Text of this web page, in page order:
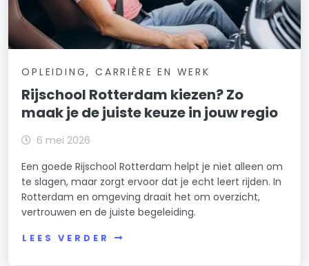
OPLEIDING, CARRIÈRE EN WERK
Rijschool Rotterdam kiezen? Zo
maak je de juiste keuze in jouw regio
6 mei 2026
Een goede Rijschool Rotterdam helpt je niet alleen om
te slagen, maar zorgt ervoor dat je echt leert rijden. In
Rotterdam en omgeving draait het om overzicht,
vertrouwen en de juiste begeleiding.
LEES VERDER